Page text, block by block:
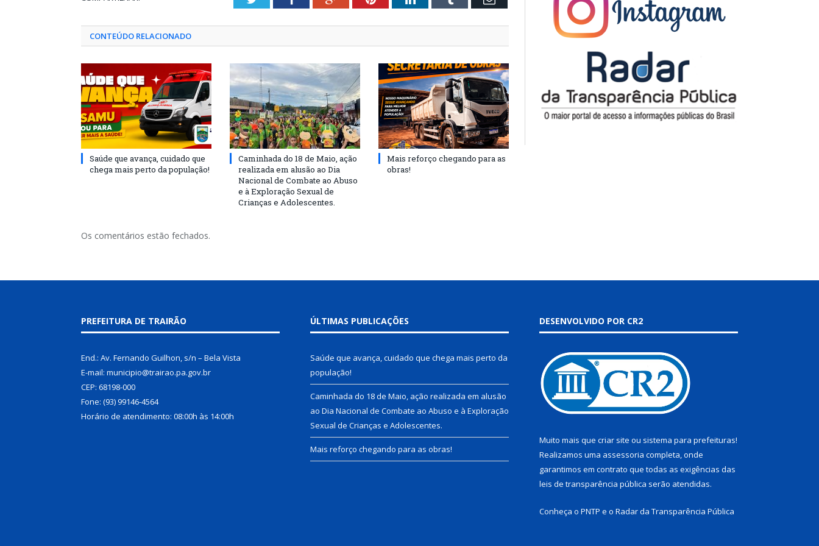
CONTEÚDO RELACIONADO
Saúde que avança, cuidado que
chega mais perto da população!
Caminhada do 18 de Maio, ação
realizada em alusão ao Dia
Nacional de Combate ao Abuso
e à Exploração Sexual de
Crianças e Adolescentes.
Mais reforço chegando para as
obras!
Os comentários estão fechados.
PREFEITURA DE TRAIRÃO
End.: Av. Fernando Guilhon, s/n – Bela Vista
E-mail: municipio@trairao.pa.gov.br
CEP: 68198-000
Fone: (93) 99146-4564
Horário de atendimento: 08:00h às 14:00h
ÚLTIMAS PUBLICAÇÕES
Saúde que avança, cuidado que chega mais perto da
população!
Caminhada do 18 de Maio, ação realizada em alusão
ao Dia Nacional de Combate ao Abuso e à Exploração
Sexual de Crianças e Adolescentes.
Mais reforço chegando para as obras!
DESENVOLVIDO POR CR2
Muito mais que criar site ou sistema para prefeituras!
Realizamos uma assessoria completa, onde
garantimos em contrato que todas as exigências das
leis de transparência pública serão atendidas.
Conheça o PNTP e o Radar da Transparência Pública